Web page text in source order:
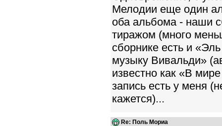
Мелодии еще один
оба альбома - наши
тиражом (много
сборнике есть и
музыку Вивальди»
известно как «В
запись есть у меня
кажется)...
Re: Поль Мориа